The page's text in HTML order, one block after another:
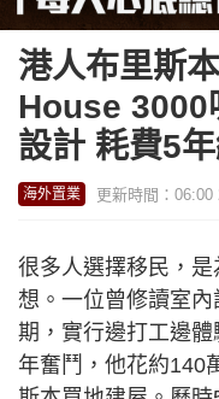
港人布里斯
House 3000
設計 耗費5
海外置業 更新時間：06:00
很多人選擇移民，
想。一位曾修讀室
期，實行邊打工邊
年奮鬥，他花約140